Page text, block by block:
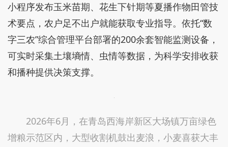
小程序发布玉米苗期、花生下针期等夏播作物田管技
术要点，农户足不出户就能获取专业指导。依托“数
字三农”综合管理平台部署的200余套智能监测设备，
可实时采集土壤墒情、虫情等数据，为科学安排收获
和播种提供决策支撑。
2026年6月，在青岛西海岸新区大场镇万亩绿色
增粮示范区内，大型收割机鼓出麦浪，小麦喜获大丰